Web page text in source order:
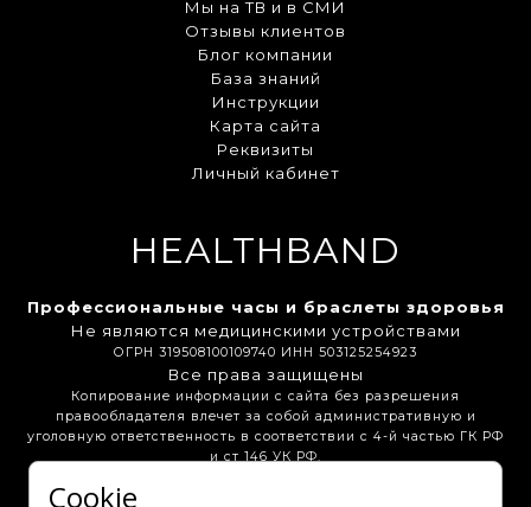
HEALTHBAND
Профессиональные часы и браслеты здоровья
Не являются медицинскими устройствами
ОГРН 319508100109740 ИНН 503125254923
Все права защищены
Копирование информации с сайта без разрешения
правообладателя влечет за собой административную и
уголовную ответственность в соответствии с 4-й частью ГК РФ
и ст 146 УК РФ.
Мы на ТВ и в СМИ
Отзывы клиентов
Блог компании
База знаний
Инструкции
Карта сайта
Реквизиты
Личный кабинет
Cookie